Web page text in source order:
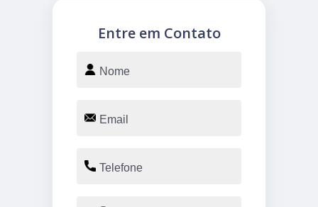
Entre em Contato